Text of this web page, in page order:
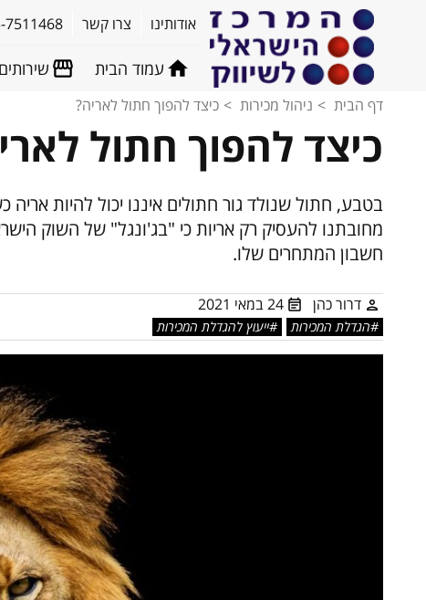
אודותינו צרו קשר 7511468
עמוד הבית שירותים
דף הבית ניהול מכירות כיצד להפוך חתול לאריה?
כיצד להפוך חתול
בטבע, חתול שנולד גור חתולים איננו יכול להיות אריה
מחובתנו להעסיק רק אריות כי "בג'ונגל" של השוק
חשבון המתחרים שלו.
דרור כהן 24 במאי 2021
הגדלת המכירות ייעוץ להגדלת המכירות